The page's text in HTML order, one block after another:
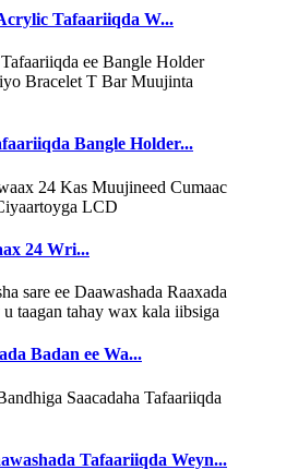
Tafaariiqda W...
Bangle Holder...
24 Wri...
Badan ee Wa...
Tafaariiqda Weyn...